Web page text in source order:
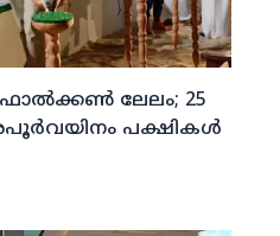
ഫാല്‍ക്കണ്‍ ലേലം; 25
പക്ഷികള്‍